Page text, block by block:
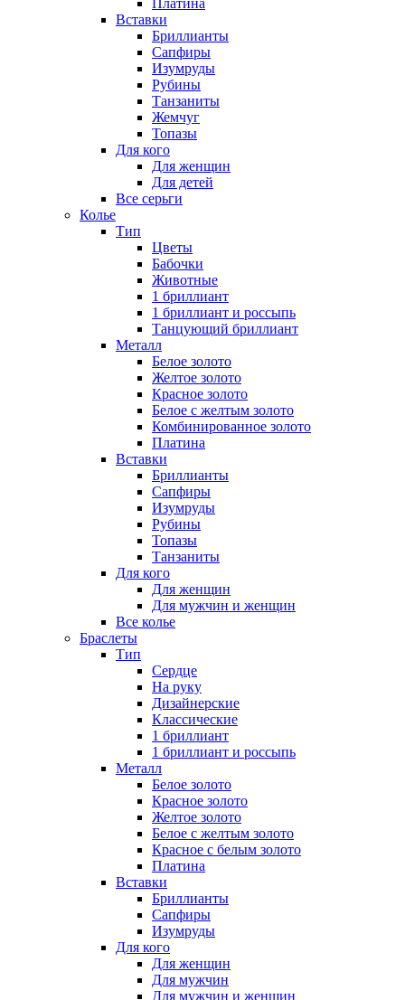
Платина
Вставки
Бриллианты
Сапфиры
Изумруды
Рубины
Танзаниты
Жемчуг
Топазы
Для кого
Для женщин
Для детей
Все серьги
Колье
Тип
Цветы
Бабочки
Животные
1 бриллиант
1 бриллиант и россыпь
Танцующий бриллиант
Металл
Белое золото
Желтое золото
Красное золото
Белое с желтым золото
Комбинированное золото
Платина
Вставки
Бриллианты
Сапфиры
Изумруды
Рубины
Топазы
Танзаниты
Для кого
Для женщин
Для мужчин и женщин
Все колье
Браслеты
Тип
Сердце
На руку
Дизайнерские
Классические
1 бриллиант
1 бриллиант и россыпь
Металл
Белое золото
Красное золото
Желтое золото
Белое с желтым золото
Красное с белым золото
Платина
Вставки
Бриллианты
Сапфиры
Изумруды
Для кого
Для женщин
Для мужчин
Для мужчин и женщин